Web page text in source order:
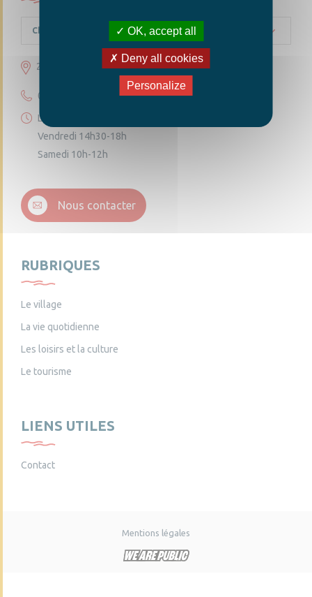
Chambellay
23 grande rue 49220 Chambellay
02 41 95 10 54
Lundi 14h30-18h
Vendredi 14h30-18h
Samedi 10h-12h
Nous contacter
RUBRIQUES
Le village
La vie quotidienne
Les loisirs et la culture
Le tourisme
LIENS UTILES
Contact
Mentions légales
OK, accept all
Deny all cookies
Personalize